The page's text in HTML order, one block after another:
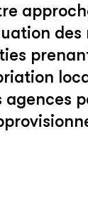
agences